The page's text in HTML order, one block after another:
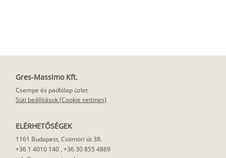
Gres-Massimo Kft.
Csempe és padlólap üzlet
Süti beállítások (Cookie settings)
ELÉRHETŐSÉGEK
1161 Budapest, Csömöri út 38.
+36 1 4010 140 , +36 30 855 4869